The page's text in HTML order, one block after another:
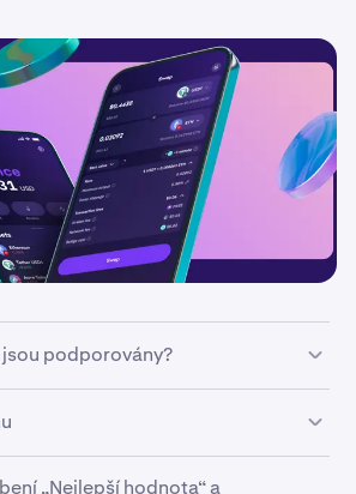
podporovány?
době dostupné pouze na
a mezi nimi. Nové chainy
pravidelně.
„Nejlepší hodnota“ a